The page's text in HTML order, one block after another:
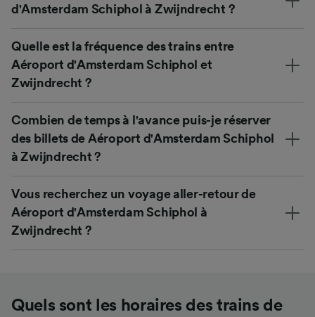
d'Amsterdam Schiphol à Zwijndrecht ?
Quelle est la fréquence des trains entre
Aéroport d'Amsterdam Schiphol et
Zwijndrecht ?
Combien de temps à l'avance puis-je réserver
des billets de Aéroport d'Amsterdam Schiphol
à Zwijndrecht ?
Vous recherchez un voyage aller-retour de
Aéroport d'Amsterdam Schiphol à
Zwijndrecht ?
Quels sont les horaires des trains de